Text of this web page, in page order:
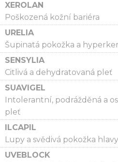
XEROLAN
Poškozená kožní bariéra
URELIA
Šupinatá pokožka a
SENSYLIA
Citlivá a dehydratovaná pleť
SUAVIGEL
Intolerantní, podrážděná a
pleť
ILCAPIL
Lupy a svědivá pokožka hlavy
UVEBLOCK